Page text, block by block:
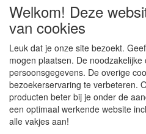
OVER
Dakkoffer verhuur Hardinxveld-
Verkoop dakkoffers en skiboxen
Onze merken
Herroepingslink aanvragen
Privacyverklaring
Welkom! Deze
van cookies
Leuk dat je onze site bezoekt.
mogen plaatsen. De
persoonsgegevens. De overige
bezoekerservaring te verbeteren.
producten beter bij je onder de
een optimaal werkende website
alle vakjes aan!